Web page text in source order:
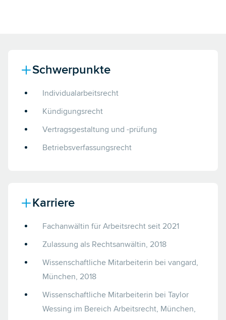
Schwerpunkte
Individualarbeitsrecht
Kündigungsrecht
Vertragsgestaltung und -prüfung
Betriebsverfassungsrecht
Karriere
Fachanwältin für Arbeitsrecht seit 2021
Zulassung als Rechtsanwältin, 2018
Wissenschaftliche Mitarbeiterin bei vangard,
München, 2018
Wissenschaftliche Mitarbeiterin bei Taylor
Wessing im Bereich Arbeitsrecht, München,